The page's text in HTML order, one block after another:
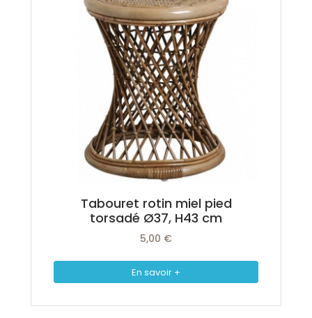
Tabouret rotin miel pied
torsadé Ø37, H43 cm
5,00 €
En savoir +